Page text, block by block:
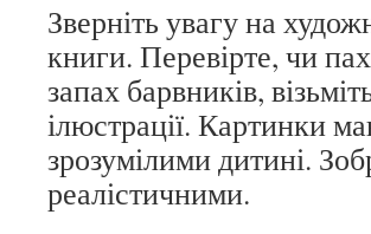
Зверніть увагу на
книги. Перевірте, чи
запах барвників,
ілюстрації. Картинки
зрозумілими дитині.
реалістичними.